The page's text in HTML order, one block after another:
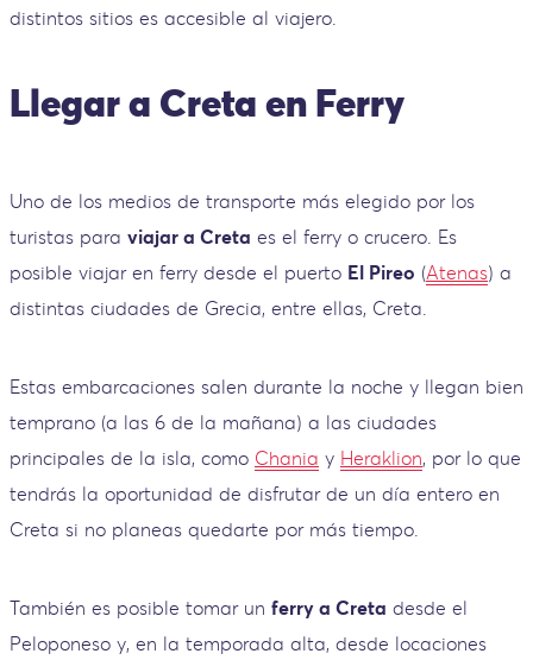
distintos sitios es accesible al viajero.
Llegar a Creta en Ferry
Uno de los medios de transporte más elegido por los
turistas para viajar a Creta es el ferry o crucero. Es
posible viajar en ferry desde el puerto El Pireo (Atenas) a
distintas ciudades de Grecia, entre ellas, Creta.
Estas embarcaciones salen durante la noche y llegan bien
temprano (a las 6 de la mañana) a las ciudades
principales de la isla, como Chania y Heraklion, por lo que
tendrás la oportunidad de disfrutar de un día entero en
Creta si no planeas quedarte por más tiempo.
También es posible tomar un ferry a Creta desde el
Peloponeso y, en la temporada alta, desde locaciones